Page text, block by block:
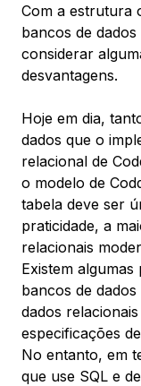
Com a estrutura
bancos de
considerar
desvantagens.
Hoje em dia,
dados que o
relacional de
o modelo de
tabela deve ser
praticidade, a
relacionais
Existem
bancos de
dados
especificações
No entanto, em
que use SQL e